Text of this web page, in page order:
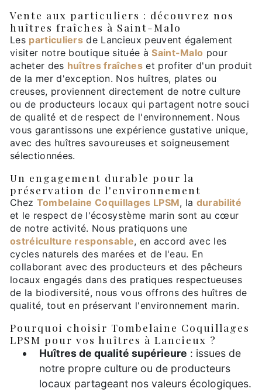
Vente aux particuliers : découvrez nos
huîtres fraîches à Saint-Malo
Les particuliers de Lancieux peuvent également
visiter notre boutique située àSaint-Malo pour
acheter des huîtres fraîcheset profiter d'un produit
de la mer d'exception. Nos huîtres, plates ou
creuses, proviennent directement de notre culture
ou de producteurs locaux qui partagent notre souci
de qualité et de respect de l'environnement. Nous
vous garantissons une expérience gustative unique,
avec des huîtres savoureuses et soigneusement
sélectionnées.
Un engagement durable pour la
préservation de l'environnement
Chez Tombelaine Coquillages LPSM, la durabilité
et le respect de l'écosystème marin sont au cœur
de notre activité. Nous pratiquons une
ostréiculture responsable, en accord avec les
cycles naturels des marées et de l'eau. En
collaborant avec des producteurs et des pêcheurs
locaux engagés dans des pratiques respectueuses
de la biodiversité, nous vous offrons des huîtres de
qualité, tout en préservant l'environnement marin.
Pourquoi choisir Tombelaine Coquillages
LPSM pour vos huîtres à Lancieux ?
Huîtres de qualité supérieure : issues de
notre propre culture ou de producteurs
locaux partageant nos valeurs écologiques.